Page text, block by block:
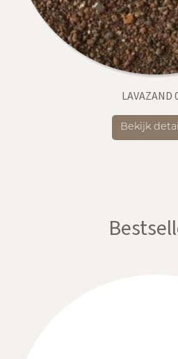
LAVAZAND
Bekijk detail